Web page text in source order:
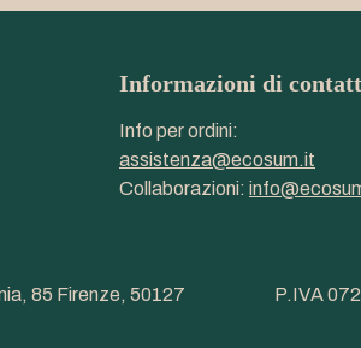
Informazioni di
Info per ordini:
assistenza@ecosum.it
Collaborazioni:
85 Firenze, 50127 P.IVA